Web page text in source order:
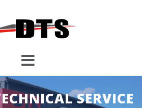
SERVICE